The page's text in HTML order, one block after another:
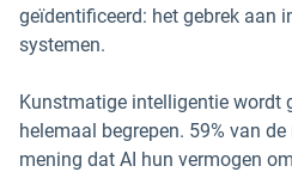
geïdentificeerd: het gebrek aan
systemen.
Kunstmatige intelligentie wordt
helemaal begrepen. 59% van
mening dat AI hun vermogen